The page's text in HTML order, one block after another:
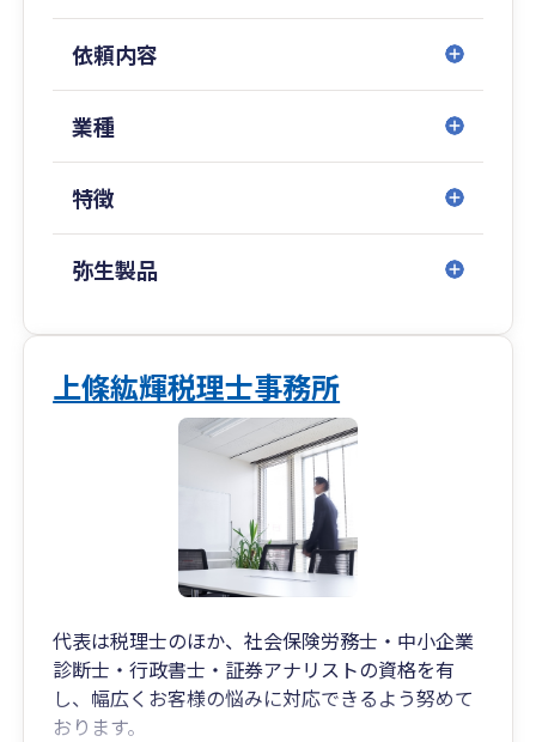
※各士業(弁護士・司法書士・社会保険労務士等)
と提携をしておりますので、お悩みの問題につい
て、各専門家と一緒に解決のお手伝いをさせてい
依頼内容
業種
特徴
弥生製品
上條紘輝税理士事務所
代表は税理士のほか、社会保険労務士・中小企業
診断士・行政書士・証券アナリストの資格を有
し、幅広くお客様の悩みに対応できるよう努めて
おります。